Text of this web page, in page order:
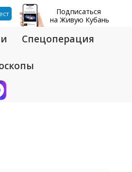
Подписаться
на Живую Кубань
Спецоперация